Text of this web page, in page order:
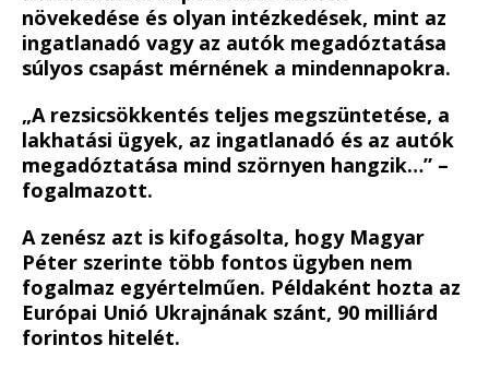
növekedése és olyan intézkedések, mint az
ingatlanadó vagy az autók megadóztatása
súlyos csapást mérnének a mindennapokra.
„A rezsicsökkentés teljes megszüntetése, a
lakhatási ügyek, az ingatlanadó és az autók
megadóztatása mind szörnyen hangzik…” –
fogalmazott.
A zenész azt is kifogásolta, hogy Magyar
Péter szerinte több fontos ügyben nem
fogalmaz egyértelműen. Példaként hozta az
Európai Unió Ukrajnának szánt, 90 milliárd
forintos hitelét.